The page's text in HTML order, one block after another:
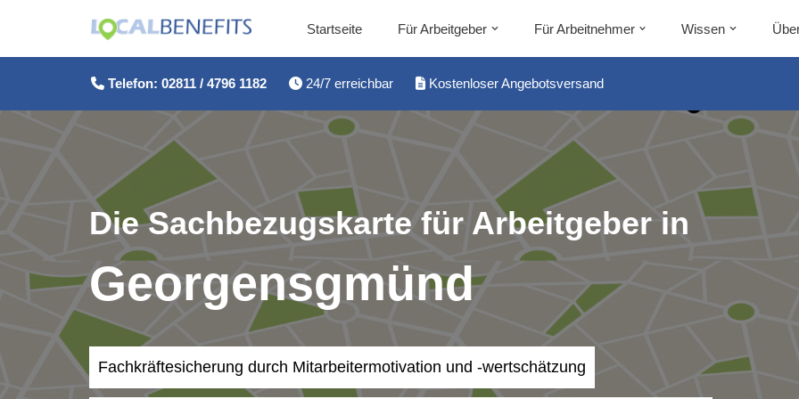
Startseite Für Arbeitgeber Für Arbeitnehmer Wissen
Telefon: 02811 / 4796 1182 24/7 erreichbar Kostenloser Angebotsversand
Die Sachbezugskarte für Arbeitgeber in
Georgensgmünd
Fachkräftesicherung durch Mitarbeitermotivation und -wertschätzung